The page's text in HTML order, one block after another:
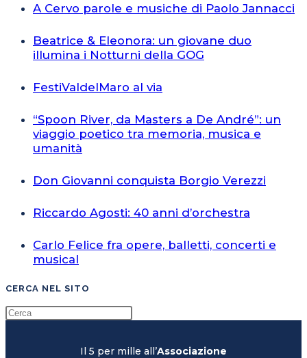
A Cervo parole e musiche di Paolo Jannacci
Beatrice & Eleonora: un giovane duo
illumina i Notturni della GOG
FestiValdelMaro al via
“Spoon River, da Masters a De André”: un
viaggio poetico tra memoria, musica e
umanità
Don Giovanni conquista Borgio Verezzi
Riccardo Agosti: 40 anni d’orchestra
Carlo Felice fra opere, balletti, concerti e
musical
CERCA NEL SITO
Il 5 per mille all’Associazione